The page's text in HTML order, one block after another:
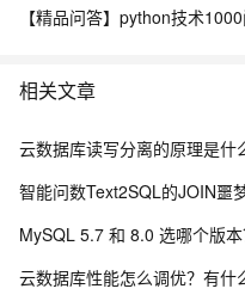
【精品问答】python技术
相关文章
智能问数Text2SQL的JOIN噩
MySQL 5.7 和 8.0 选哪个版本